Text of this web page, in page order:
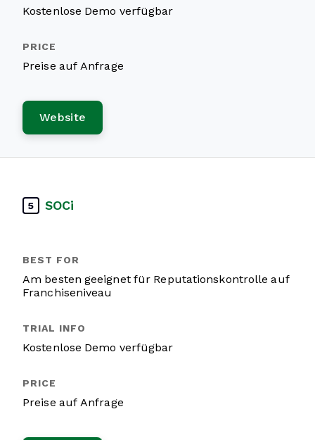
Kostenlose Demo verfügbar
Preise auf Anfrage
Website
5 SOCi
Am besten geeignet für Reputationskontrolle auf
Franchiseniveau
Kostenlose Demo verfügbar
Preise auf Anfrage